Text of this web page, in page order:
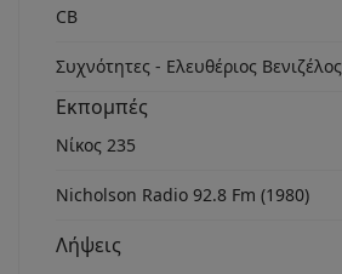
CB
Συχνότητες - Ελευθέριος Βενιζέλος
Εκπομπές
Νίκος 235
Nicholson Radio 92.8 Fm (1980)
Λήψεις